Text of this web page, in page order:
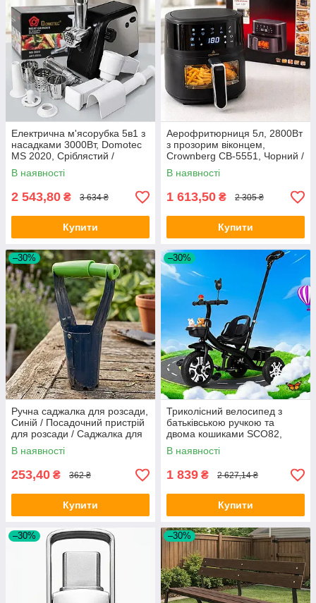
Електрична м'ясорубка 5в1 з
насадками 3000Вт, Domotec
MS 2020, Сріблястий /
Кухонна електром'ясорубка /
Шнекова м'ясорубка
В наявності
2 543,80 ₴ 3 634 ₴
Купити
Аерофритюрниця 5л, 2800Вт
з прозорим віконцем,
Crownberg CB-5551, Чорний /
Безмасляна фритюрниця /
Аерогриль / Мультипіч
В наявності
1 613,50 ₴ 2 305 ₴
Купити
–30%
Ручна саджалка для розсади,
Синій / Посадочний пристрій
для розсади / Саджалка для
цибулин / Посадковий конус
для розсади
В наявності
253,40 ₴ 362 ₴
Купити
–30%
Триколісний велосипед з
батьківською ручкою та
двома кошиками SCO82,
Чорний / Дитячий
триколісний велосипед /
В наявності
1 839 ₴ 2 627,14 ₴
Купити
–30% –30%